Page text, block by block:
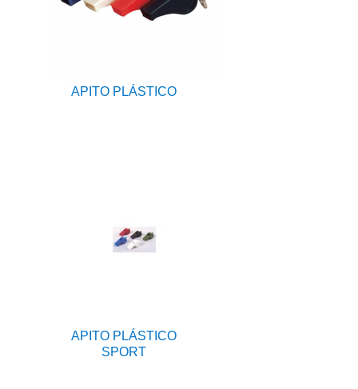
APITO PLÁSTICO
APITO PLÁSTICO
SPORT